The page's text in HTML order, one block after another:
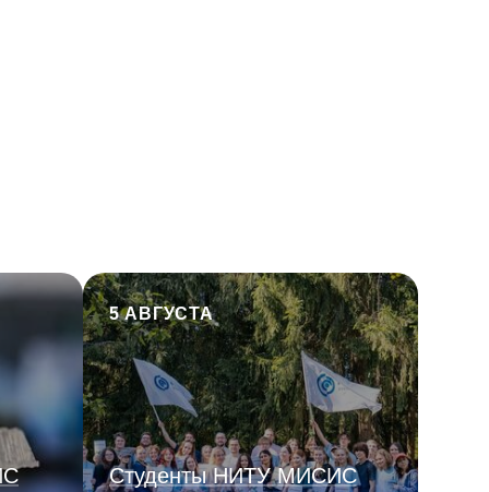
5 АВГУСТА
Студенты НИТУ МИСИС